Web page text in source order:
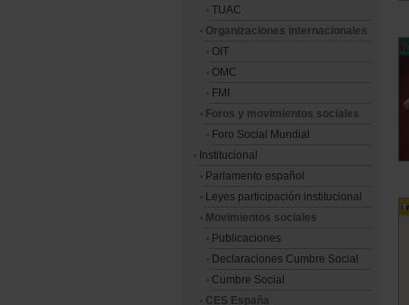
TUAC
Organizaciones internacionales
OIT
OMC
FMI
Foros y movimientos sociales
Foro Social Mundial
Institucional
Parlamento español
Leyes participación institucional
Movimientos sociales
Publicaciones
Declaraciones Cumbre Social
Cumbre Social
CES España